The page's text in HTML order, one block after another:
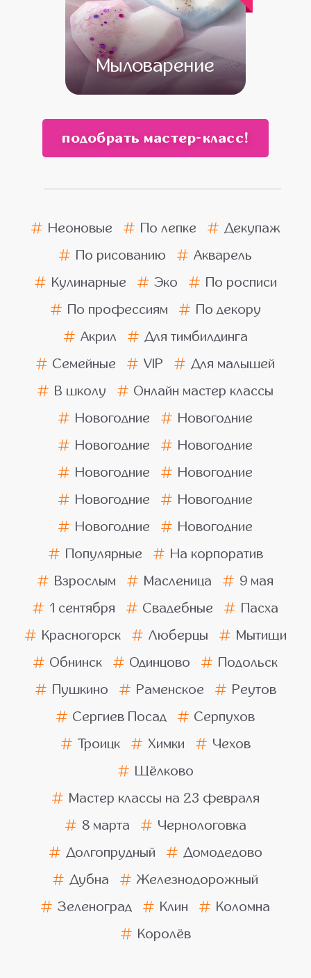
Мыловарение
подобрать мастер-класс!
Неоновые По лепке
Декупаж
По рисованию
Акварель
Кулинарные
Эко
По росписи
По профессиям
По декору
Акрил
Для тимбилдинга
Семейные
VIP
Для малышей
В школу
Онлайн мастер классы
Новогодние
Новогодние
Новогодние
Новогодние
Новогодние
Новогодние
Новогодние
Новогодние
Новогодние
Новогодние
Популярные
На корпоратив
Взрослым
Масленица
9 мая
1 сентября
Свадебные
Пасха
Красногорск
Люберцы
Мытищи
Обнинск
Одинцово
Подольск
Пушкино
Раменское
Реутов
Сергиев Посад
Серпухов
Троицк
Химки
Чехов
Щёлково
Мастер классы на 23 февраля
8 марта
Чернологовка
Долгопрудный
Домодедово
Дубна
Железнодорожный
Зеленоград
Клин
Коломна
Королёв